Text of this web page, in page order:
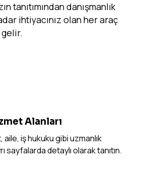
tanıtımından danışmanlık
ihtiyacınız olan her araç
Alanları
iş hukuku gibi uzmanlık
sayfalarda detaylı olarak tanıtın.